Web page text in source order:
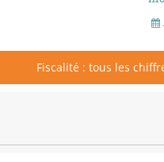
Fiscalité : tous les